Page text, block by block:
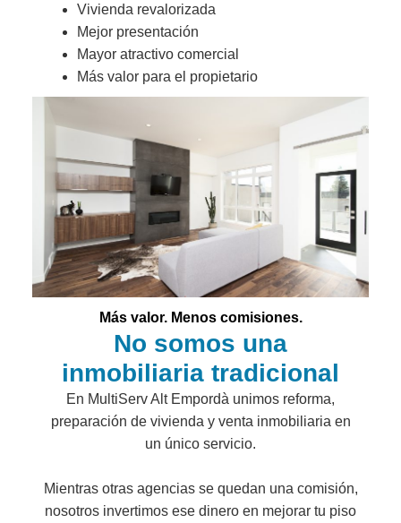
Más valor. Menos comisiones.
No somos una
inmobiliaria tradicional
En MultiServ Alt Empordà unimos reforma,
preparación de vivienda y venta inmobiliaria en
un único servicio.
Mientras otras agencias se quedan una comisión,
nosotros invertimos ese dinero en mejorar tu piso
Vivienda revalorizada
Mejor presentación
Mayor atractivo comercial
Más valor para el propietario